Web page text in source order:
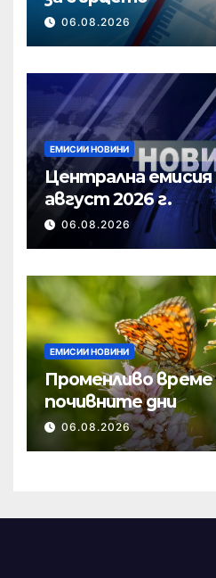
06.08.2026
ЕМИСИИ НОВИНИ
Централна емисия
август 2026 г.
06.08.2026
ЕМИСИИ НОВИНИ
Променливо време
почивните дни
06.08.2026